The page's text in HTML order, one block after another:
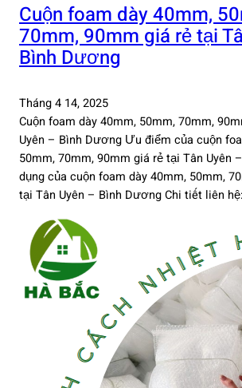
Cuộn foam dày 40mm,
70mm, 90mm giá rẻ tại
Bình Dương
Tháng 4 14, 2025
Cuộn foam dày 40mm, 50mm, 70mm,
Uyên – Bình Dương Ưu điểm của cuộn
50mm, 70mm, 90mm giá rẻ tại Tân Uyên
dụng của cuộn foam dày 40mm, 50mm,
tại Tân Uyên – Bình Dương Chi tiết liên